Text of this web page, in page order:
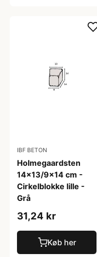
IBF BETON
Holmegaardsten
14x13/9x14 cm -
Cirkelblokke lille -
Grå
31,24 kr
Køb her